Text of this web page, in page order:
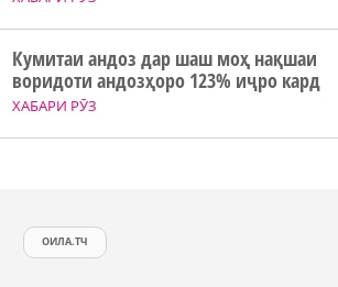
ХАБАРИ РӮЗ
Кумитаи андоз дар шаш моҳ нақшаи
воридоти андозҳоро 123% иҷро кард
ОИЛА.ТЧ